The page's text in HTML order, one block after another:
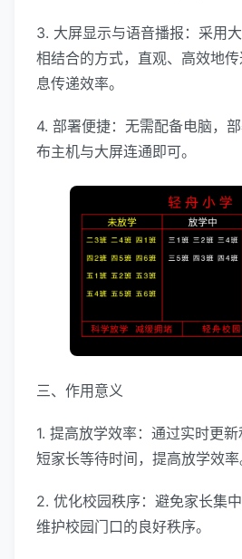
3. 大屏显示与语音播报：采用
相结合的方式，直观、高效地
息传递效率。
4. 部署便捷：无需配备电脑，
布主机与大屏连通即可。
三、作用意义
1. 提高放学效率：通过实时更
短家长等待时间，提高放学效率
2. 优化校园秩序：避免家长集中
维护校园门口的良好秩序。